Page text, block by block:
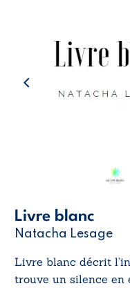
Livre blanc
Natacha Lesage
Livre blanc décrit
trouve un silence en